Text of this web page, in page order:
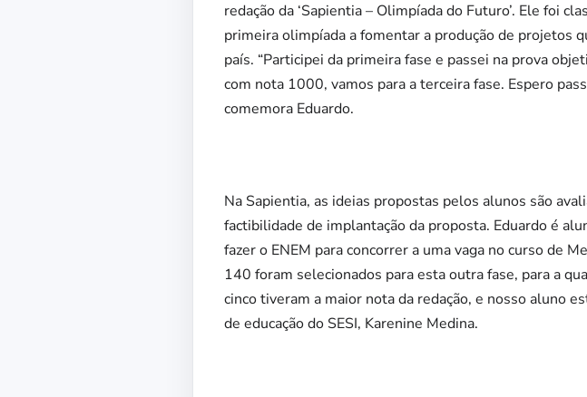
redação da ‘Sapientia – Olimpíada do Futuro’. Ele foi
primeira olimpíada a fomentar a produção de projetos
país. “Participei da primeira fase e passei na prova
com nota 1000, vamos para a terceira fase. Espero
comemora Eduardo.
Na Sapientia, as ideias propostas pelos alunos são
factibilidade de implantação da proposta. Eduardo é
fazer o ENEM para concorrer a uma vaga no curso de
140 foram selecionados para esta outra fase, para a
cinco tiveram a maior nota da redação, e nosso aluno
de educação do SESI, Karenine Medina.